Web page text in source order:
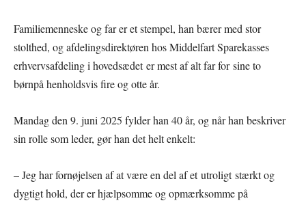
Familiemenneske og far er et stempel, han bærer med stor
stolthed, og afdelingsdirektøren hos Middelfart Sparekasses
erhvervsafdeling i hovedsædet er mest af alt far for sine to
børnpå henholdsvis fire og otte år.
Mandag den 9. juni 2025 fylder han 40 år, og når han beskriver
sin rolle som leder, gør han det helt enkelt:
– Jeg har fornøjelsen af at være en del af et utroligt stærkt og
dygtigt hold, der er hjælpsomme og opmærksomme på